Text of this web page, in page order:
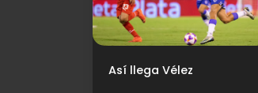
Así llega Vélez